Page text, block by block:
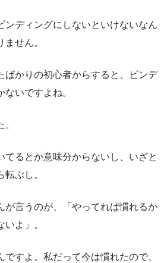
ンディングにしないといけないなん
せん。
ばかりの初心者からすると、ビンデ
ないですよね。
てるとか意味分からないし、いざと
ぶし。
が言うのが、「やってれば慣れるか
よ」。
ですよ。私だって今は慣れたので、